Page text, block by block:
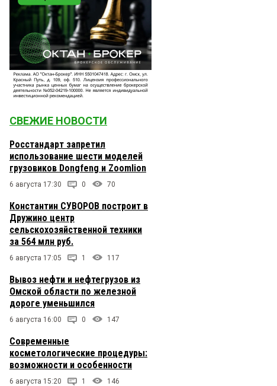
СВЕЖИЕ НОВОСТИ
Росстандарт запретил
использование шести моделей
грузовиков Dongfeng и Zoomlion
6 августа 17:30 0 70
Константин СУВОРОВ построит в
Дружино центр
сельскохозяйственной техники
за 564 млн руб.
6 августа 17:05 1 117
Вывоз нефти и нефтегрузов из
Омской области по железной
дороге уменьшился
6 августа 16:00 0 147
Современные
косметологические процедуры:
возможности и особенности
6 августа 15:20 1 146